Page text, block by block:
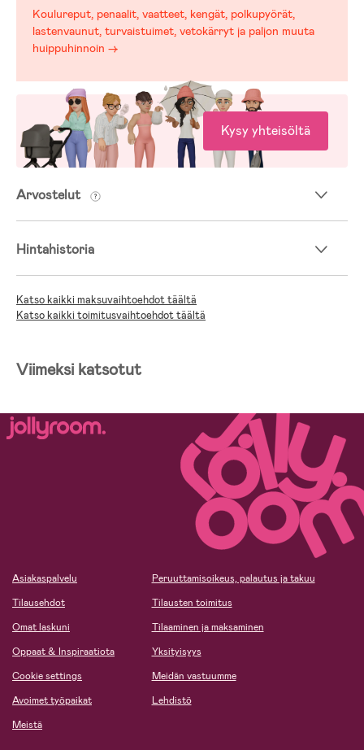
Koulureput, penaalit, vaatteet, kengät, polkupyörät,
lastenvaunut, turvaistuimet, vetokärryt ja paljon muuta
huippuhinnoin →
Kysy yhteisöltä
Arvostelut
Hintahistoria
Katso kaikki maksuvaihtoehdot täältä
Katso kaikki toimitusvaihtoehdot täältä
Viimeksi katsotut
Asiakaspalvelu
Tilausehdot
Omat laskuni
Oppaat & Inspiraatiota
Cookie settings
Avoimet työpaikat
Meistä
Peruuttamisoikeus, palautus ja takuu
Tilausten toimitus
Tilaaminen ja maksaminen
Yksityisyys
Meidän vastuumme
Lehdistö